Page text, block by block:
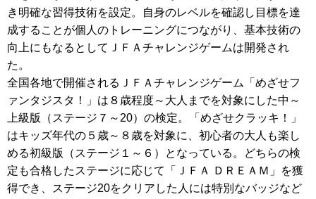
き明確な習得技術を設定。自身のレベルを確認し目標を達
成することが個人のトレーニングにつながり、基本技術の
向上にもなるとしてＪＦＡチャレンジゲームは開発され
た。
全国各地で開催されるＪＦＡチャレンジゲーム「めざせフ
ァンタジスタ！」は８歳程度～大人までを対象にした中～
上級版（ステージ７～20）の検定。「めざせクラッキ！」
はキッズ年代の５歳～８歳を対象に、初心者の大人も楽し
める初級版（ステージ１～６）となっている。どちらの検
定も合格したステージに応じて「ＪＦＡ ＤＲＥＡＭ」を獲
得でき、ステージ20をクリアした人には特別なバッジなど